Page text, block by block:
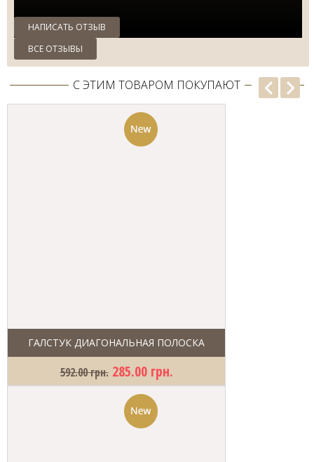
НАПИСАТЬ ОТЗЫВ
ВСЕ ОТЗЫВЫ
С ЭТИМ ТОВАРОМ ПОКУПАЮТ
ГАЛСТУК ДИАГОНАЛЬНАЯ ПОЛОСКА
592.00 грн. 285.00 грн.